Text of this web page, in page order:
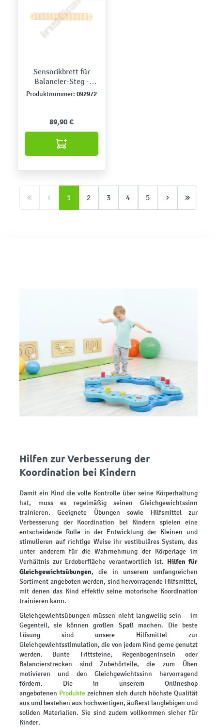
Sensorikbrett für
Balancier-Steg -
Schlange
Produktnummer: 092972
89,90 €
1 2 3 4 5
Hilfen zur Verbesserung der
Koordination bei Kindern
Damit ein Kind die volle Kontrolle über seine Körperhaltung
hat, muss es regelmäßig seinen Gleichgewichtssinn
trainieren. Geeignete Übungen sowie Hilfsmittel zur
Verbesserung der Koordination bei Kindern spielen eine
entscheidende Rolle in der Entwicklung der Kleinen und
stimulieren auf richtige Weise ihr vestibuläres System, das
unter anderem für die Wahrnehmung der Körperlage im
Verhältnis zur Erdoberfläche verantwortlich ist. Hilfen für
Gleichgewichtsübungen, die in unserem umfangreichen
Sortiment angeboten werden, sind hervorragende Hilfsmittel,
mit denen das Kind effektiv seine motorische Koordination
trainieren kann.
Gleichgewichtsübungen müssen nicht langweilig sein – im
Gegenteil, sie können großen Spaß machen. Die beste
Lösung sind unsere Hilfsmittel zur
Gleichgewichtsstimulation, die von jedem Kind gerne genutzt
werden. Bunte Trittsteine, Regenbogeninseln oder
Balancierstrecken sind Zubehörteile, die zum Üben
motivieren und den Gleichgewichtssinn hervorragend
fördern. Die in unserem Onlineshop
angebotenen Produkte zeichnen sich durch höchste Qualität
aus und bestehen aus hochwertigen, äußerst langlebigen und
soliden Materialien. Sie sind zudem vollkommen sicher für
Kinder.